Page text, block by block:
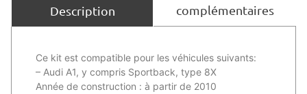
Description
complémentaires
Ce kit est compatible pour les véhicules suivants:
– Audi A1, y compris Sportback, type 8X
Année de construction : à partir de 2010